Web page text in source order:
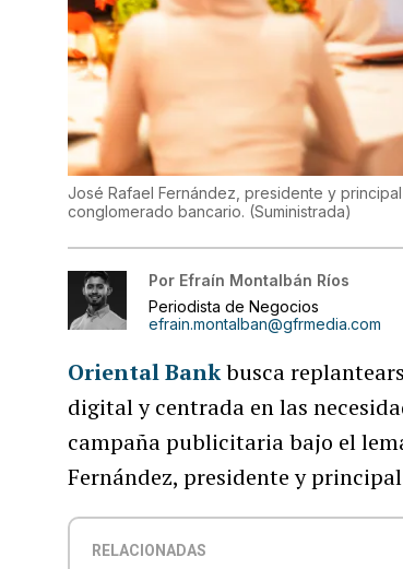
José Rafael Fernández, presidente y
conglomerado bancario. (Suministrada)
Por Efraín Montalbán Ríos
Periodista de Negocios
efrain.montalban@gfrmedia.com
Oriental Bankbusca
digital y centrada en las
campaña publicitaria bajo el
Fernández, presidente y
RELACIONADAS